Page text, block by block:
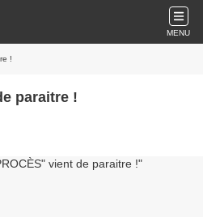
MENU
!
paraitre !